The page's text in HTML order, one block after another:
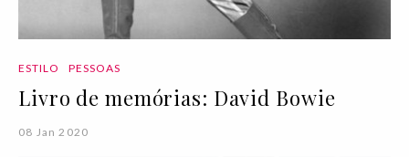
ESTILO PESSOAS
Livro de memórias: David Bowie
08 Jan 2020